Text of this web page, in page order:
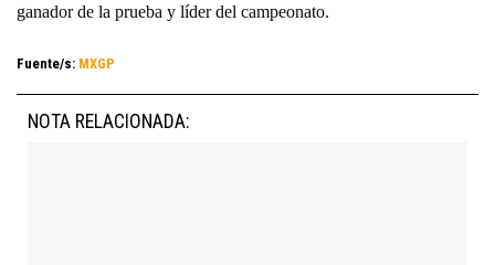
ganador de la prueba y líder del campeonato.
Fuente/s: MXGP
NOTA RELACIONADA: